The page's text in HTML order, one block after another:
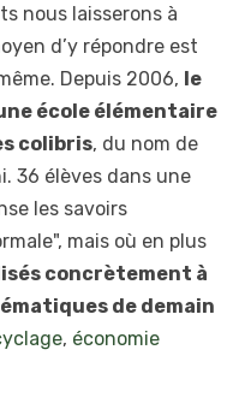
nous laisserons à
d’y répondre est
Depuis 2006, le
école élémentaire
colibris, du nom de
36 élèves dans une
les savoirs
mais où en plus
concrètement à
de demain
, économie